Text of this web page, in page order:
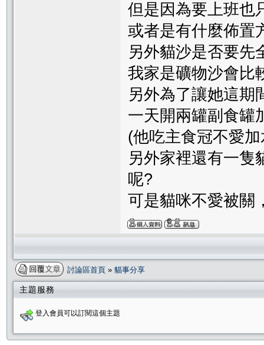
但是因為要上班也
或者是有什麼佈置
另外貓沙是否要先
我家是礦物沙會比
另外為了讓她這期
一天開兩罐副食罐
(他吃主食冠不愛
另外家裡還有一隻
呢?
可是貓咪不愛被關
討論區首頁 » 貓事分享
主題服務
登入會員可以訂閱這個主題